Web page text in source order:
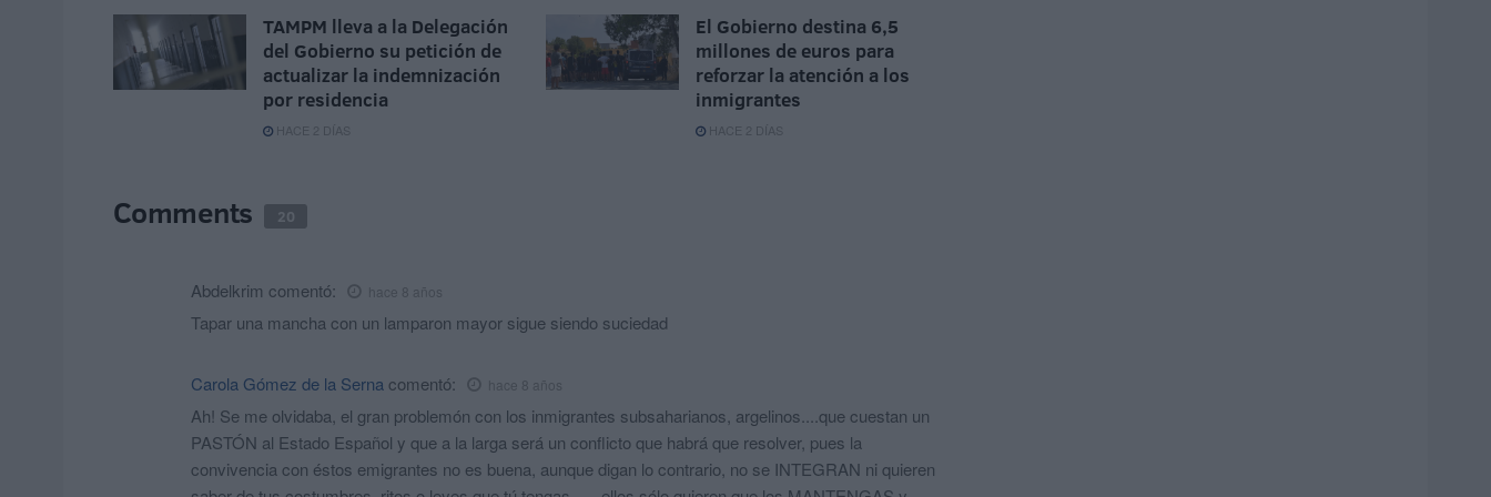
TAMPM lleva a la Delegación
del Gobierno su petición de
actualizar la indemnización
por residencia
HACE 2 DÍAS
El Gobierno destina 6,5
millones de euros para
reforzar la atención a los
inmigrantes
HACE 2 DÍAS
Comments 20
Abdelkrim comentó: hace 8 años
Tapar una mancha con un lamparon mayor sigue siendo suciedad
Carola Gómez de la Serna comentó: hace 8 años
Ah! Se me olvidaba, el gran problemón con los inmigrantes subsaharianos, argelinos....que cuestan un
PASTÓN al Estado Español y que a la larga será un conflicto que habrá que resolver, pues la
convivencia con éstos emigrantes no es buena, aunque digan lo contrario, no se INTEGRAN ni quieren